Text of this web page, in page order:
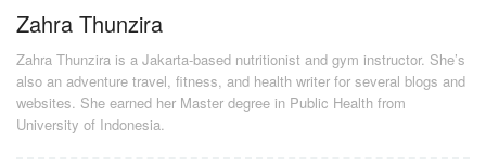
Zahra Thunzira
Zahra Thunzira is a Jakarta-based nutritionist and gym instructor. She’s
also an adventure travel, fitness, and health writer for several blogs and
websites. She earned her Master degree in Public Health from
University of Indonesia.